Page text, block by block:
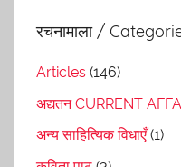
रचनामाला /
Articles (146)
अद्यतन CURRENT
अन्य साहित्यिक विधाएँ(1)